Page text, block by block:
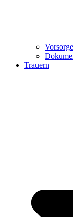
Vorsorge
Trauern